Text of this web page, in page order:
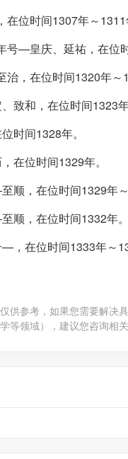
位时间1307年～1311
—皇庆、延祐，在位
，在位时间1320年～
致和，在位时间1323年
时间1328年。
在位时间1329年。
，在位时间1329年～
，在位时间1332年。
在位时间1333年～
供参考，如果您需要解决
等领域），建议您咨询相